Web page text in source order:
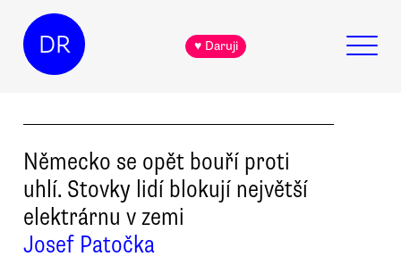
DR ♥ Daruji
Německo se opět bouří proti
uhlí. Stovky lidí blokují největší
elektrárnu v zemi
Josef Patočka